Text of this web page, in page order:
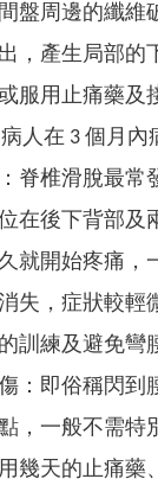
盤周邊的纖維
，產生局部的
服用止痛藥及
人在 3 個月內
脊椎滑脫最常
在後下背部及
就開始疼痛，
失，症狀較輕
訓練及避免彎
：即俗稱閃到
，一般不需特
幾天的止痛藥